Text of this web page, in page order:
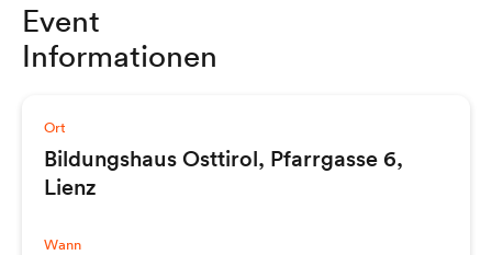
Event
Informationen
Ort
Bildungshaus Osttirol, Pfarrgasse 6,
Lienz
Wann